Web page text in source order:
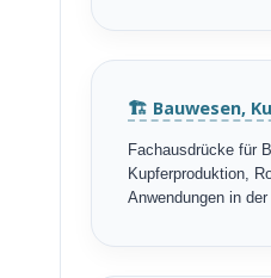
🏗️ Bauwesen,
Fachausdrücke für
Kupferproduktion,
Anwendungen in